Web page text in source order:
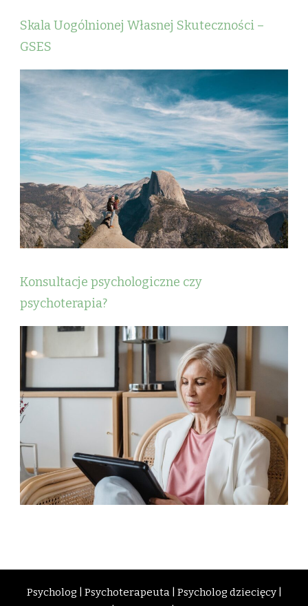
Skala Uogólnionej Własnej Skuteczności –
GSES
Konsultacje psychologiczne czy
psychoterapia?
Psycholog Psychoterapeuta| Psycholog dziecięcy|